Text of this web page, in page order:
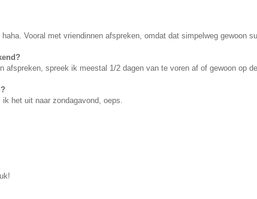
Vooral met vriendinnen afspreken, omdat dat simpelweg gewoon
afspreken, spreek ik meestal 1/2 dagen van te voren af of gewoon op
het uit naar zondagavond, oeps.